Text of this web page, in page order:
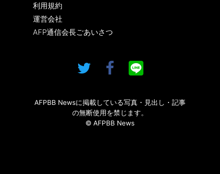
利用規約
運営会社
AFP通信会長ごあいさつ
AFPBB Newsに掲載している写真・見出し・記事
の無断使用を禁じます。
© AFPBB News